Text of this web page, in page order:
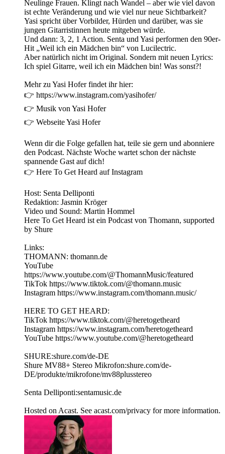
Neulinge Frauen. Klingt nach Wandel – aber wie viel davon
ist echte Veränderung und wie viel nur neue Sichtbarkeit?
Yasi spricht über Vorbilder, Hürden und darüber, was sie
jungen Gitarristinnen heute mitgeben würde.
Und dann: 3, 2, 1 Action. Senta und Yasi performen den 90er-
Hit „Weil ich ein Mädchen bin“ von Lucilectric.
Aber natürlich nicht im Original. Sondern mit neuen Lyrics:
Ich spiel Gitarre, weil ich ein Mädchen bin! Was sonst?!
Mehr zu Yasi Hofer findet ihr hier:
👉 https://www.instagram.com/yasihofer/
👉 Musik von Yasi Hofer
👉 Webseite Yasi Hofer
Wenn dir die Folge gefallen hat, teile sie gern und abonniere
den Podcast. Nächste Woche wartet schon der nächste
spannende Gast auf dich!
👉 Here To Get Heard auf Instagram
Host: Senta Delliponti
Redaktion: Jasmin Kröger
Video und Sound: Martin Hommel
Here To Get Heard ist ein Podcast von Thomann, supported
by Shure
Links:
THOMANN: thomann.de
YouTube
https://www.youtube.com/@ThomannMusic/featured
TikTok https://www.tiktok.com/@thomann.music
Instagram https://www.instagram.com/thomann.music/
HERE TO GET HEARD:
TikTok https://www.tiktok.com/@heretogetheard
Instagram https://www.instagram.com/heretogetheard
YouTube https://www.youtube.com/@heretogetheard
SHURE:shure.com/de-DE
Shure MV88+ Stereo Mikrofon:shure.com/de-
DE/produkte/mikrofone/mv88plusstereo
Senta Delliponti:sentamusic.de
Hosted on Acast. See acast.com/privacy for more information.